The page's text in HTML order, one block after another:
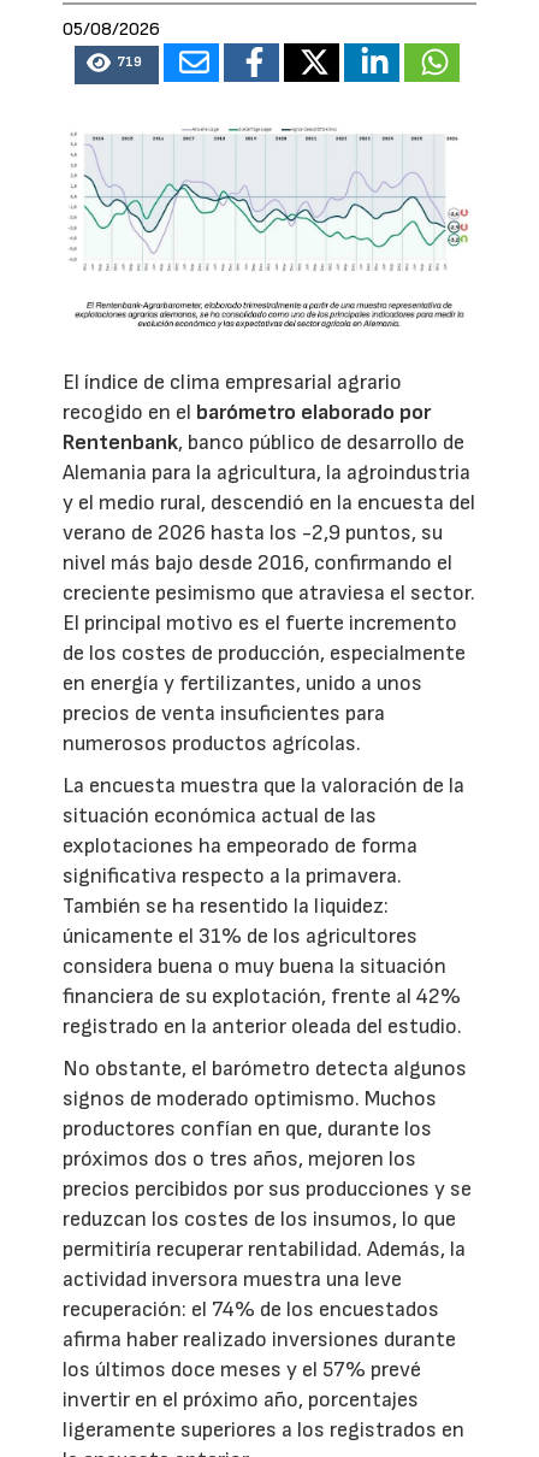
05/08/2026
719
El índice de clima empresarial agrario
recogido en el barómetro elaborado por
Rentenbank, banco público de desarrollo de
Alemania para la agricultura, la agroindustria
y el medio rural, descendió en la encuesta del
verano de 2026 hasta los -2,9 puntos, su
nivel más bajo desde 2016, confirmando el
creciente pesimismo que atraviesa el sector.
El principal motivo es el fuerte incremento
de los costes de producción, especialmente
en energía y fertilizantes, unido a unos
precios de venta insuficientes para
numerosos productos agrícolas.
La encuesta muestra que la valoración de la
situación económica actual de las
explotaciones ha empeorado de forma
significativa respecto a la primavera.
También se ha resentido la liquidez:
únicamente el 31% de los agricultores
considera buena o muy buena la situación
financiera de su explotación, frente al 42%
registrado en la anterior oleada del estudio.
No obstante, el barómetro detecta algunos
signos de moderado optimismo. Muchos
productores confían en que, durante los
próximos dos o tres años, mejoren los
precios percibidos por sus producciones y se
reduzcan los costes de los insumos, lo que
permitiría recuperar rentabilidad. Además, la
actividad inversora muestra una leve
recuperación: el 74% de los encuestados
afirma haber realizado inversiones durante
los últimos doce meses y el 57% prevé
invertir en el próximo año, porcentajes
ligeramente superiores a los registrados en